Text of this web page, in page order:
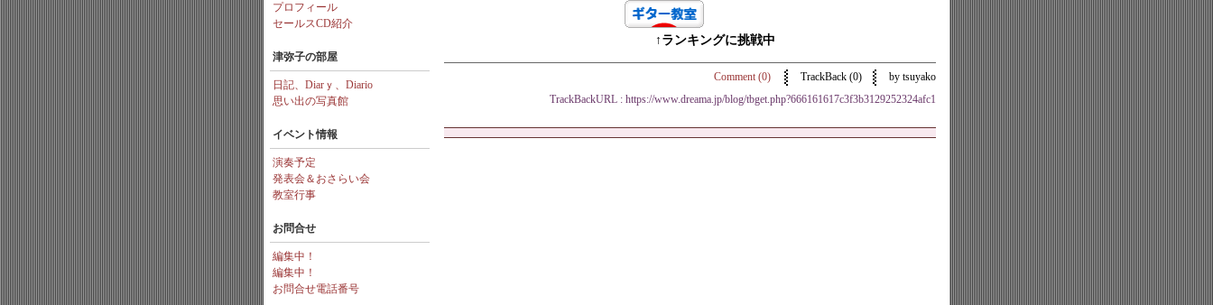
プロフィール
セールスCD紹介
津弥子の部屋
日記、Diarｙ、Diario
思い出の写真館
イベント情報
演奏予定
発表会＆おさらい会
教室行事
お問合せ
編集中！
編集中！
お問合せ電話番号
↑ランキングに挑戦中
Comment (0) TrackBack (0)
by tsuyako
TrackBackURL : https://www.dreama.jp/blog/tbget.php?666161617c3f3b3129252324afc1